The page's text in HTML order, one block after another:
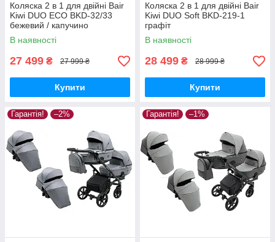
Коляска 2 в 1 для двійні Bair
Kiwi DUO ECO BKD-32/33
бежевий / капучино
В наявності
27 499 ₴ 27 999 ₴
Купити
Коляска 2 в 1 для двійні Bair
Kiwi DUO Soft BKD-219-1
графіт
В наявності
28 499 ₴ 28 999 ₴
Купити
Гарантія! –2% Гарантія! –1%